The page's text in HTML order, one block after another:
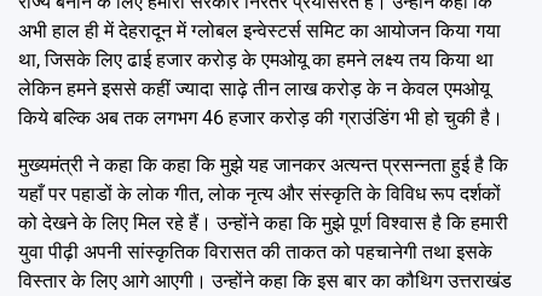
अभी हाल ही में देहरादून में ग्लोबल इन्वेस्टर्स समिट का आयोजन किया गया
था, जिसके लिए ढाई हजार करोड़ के एमओयू का हमने लक्ष्य तय किया था
लेकिन हमने इससे कहीं ज्यादा साढ़े तीन लाख करोड़ के न केवल एमओयू
किये बल्कि अब तक लगभग 46 हजार करोड़ की ग्राउंडिंग भी हो चुकी है।
मुख्यमंत्री ने कहा कि कहा कि मुझे यह जानकर अत्यन्त प्रसन्नता हुई है कि
यहाँ पर पहाडों के लोक गीत, लोक नृत्य और संस्कृति के विविध रूप दर्शकों
को देखने के लिए मिल रहे हैं। उन्होंने कहा कि मुझे पूर्ण विश्वास है कि हमारी
युवा पीढ़ी अपनी सांस्कृतिक विरासत की ताकत को पहचानेगी तथा इसके
विस्तार के लिए आगे आएगी। उन्होंने कहा कि इस बार का कौथिग उत्तराखंड